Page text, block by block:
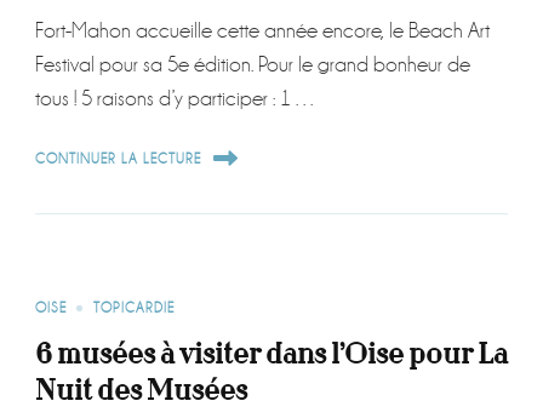
Fort-Mahon accueille cette année encore, le Beach Art
Festival pour sa 5e édition. Pour le grand bonheur de
tous ! 5 raisons d’y participer : 1 …
CONTINUER LA LECTURE
OISE TOPICARDIE
6 musées à visiter dans l’Oise pour La
Nuit des Musées